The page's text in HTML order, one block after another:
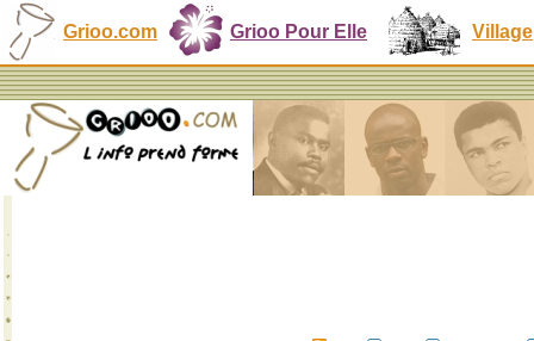
Grioo.com Grioo Pour Elle Village